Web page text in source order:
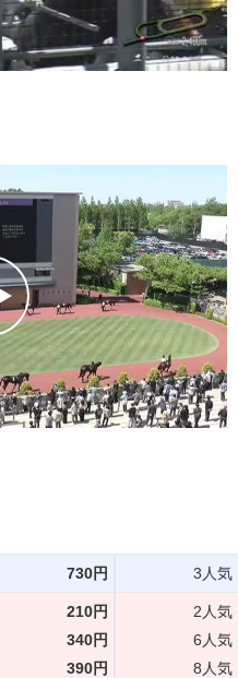
730円 3人気
210円
2人気
340円
6人気
390円 8人気